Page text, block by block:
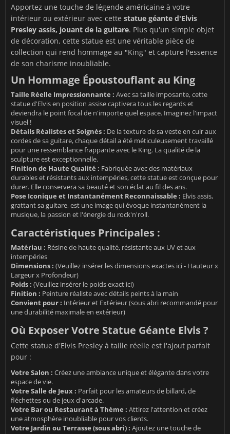
Apportez une touche de légende américaine à votre
intérieur ou extérieur avec cette statue géante d'Elvis
Presley assis, jouant de la guitare. Plus qu'un simple objet
de décoration, cette statue est une véritable pièce de
collection qui rend hommage au "King" et capture l'essence
de son charisme inoubliable.
Un Hommage Époustouflant au King
Taille Réelle Impressionnante : Avec sa taille imposante, cette
statue d'Elvis en position assise captivera tous les regards et
deviendra le point focal de n'importe quel espace. Imaginez l'impact
visuel !
Détails Réalistes et Soignés : De la texture de sa veste en cuir aux
cordes de sa guitare, chaque détail a été méticuleusement travaillé
pour une ressemblance frappante avec le King. La qualité de la
sculpture est exceptionnelle.
Finition de Haute Qualité : Fabriquée avec des matériaux
durables et résistants aux intempéries, cette statue est conçue pour
durer. Elle conservera sa beauté et son éclat au fil des ans.
Pose Iconique et Instantanément Reconnaissable : Elvis assis,
grattant sa guitare, est une image qui évoque instantanément la
musique, la passion et l'énergie du rock'n'roll.
Caractéristiques Principales :
Matériau : Résine de haute qualité, résistante aux UV et aux
intempéries
Dimensions : (Veuillez insérer les dimensions exactes ici - Hauteur x
Largeur x Profondeur)
Poids : (Veuillez insérer le poids exact ici)
Finition : Peinture réaliste avec détails peints à la main
Convient pour : Intérieur et Extérieur (sous abri recommandé pour
une durabilité maximale en extérieur)
Où Exposer Votre Statue Géante Elvis ?
Cette statue d'Elvis Presley à taille réelle est l'ajout parfait
pour :
Votre Salon : Créez une ambiance unique et élégante dans votre
espace de vie.
Votre Salle de Jeux : Parfait pour les amateurs de billard, de
fléchettes ou de jeux d'arcade.
Votre Bar ou Restaurant à Thème : Attirez l'attention et créez
une atmosphère inoubliable pour vos clients.
Votre Jardin ou Terrasse (sous abri) : Ajoutez une touche de